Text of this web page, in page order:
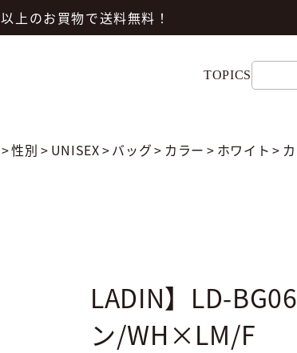
上のお買物で送料無料！
TOPICS
>性別 > UNISEX>バッグ> カラー > ホワイト >
LADIN】LD-
ン/WH×LM/F